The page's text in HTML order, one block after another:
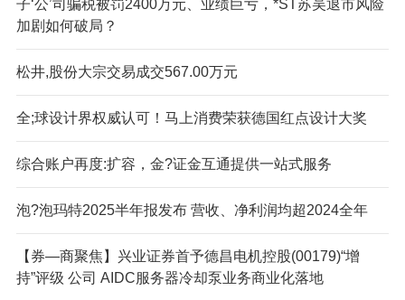
子‘公’司骗税被罚2400万元、业绩巨亏，*ST苏吴退市风险
加剧如何破局？
松井,股份大宗交易成交567.00万元
全;球设计界权威认可！马上消费荣获德国红点设计大奖
综合账户再度:扩容，金?证金互通提供一站式服务
泡?泡玛特2025半年报发布 营收、净利润均超2024全年
【券—商聚焦】兴业证券首予德昌电机控股(00179)“增
持”评级 公司 AIDC服务器冷却泵业务商业化落地